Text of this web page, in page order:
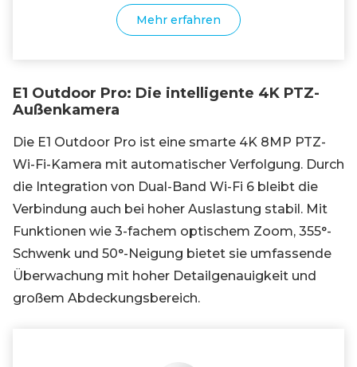
Mehr erfahren
E1 Outdoor Pro: Die intelligente 4K PTZ-
Außenkamera
Die E1 Outdoor Pro ist eine smarte 4K 8MP PTZ-
Wi-Fi-Kamera mit automatischer Verfolgung. Durch
die Integration von Dual-Band Wi-Fi 6 bleibt die
Verbindung auch bei hoher Auslastung stabil. Mit
Funktionen wie 3-fachem optischem Zoom, 355°-
Schwenk und 50°-Neigung bietet sie umfassende
Überwachung mit hoher Detailgenauigkeit und
großem Abdeckungsbereich.